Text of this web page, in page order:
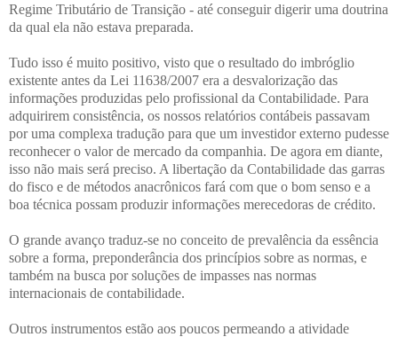
Regime Tributário de Transição - até conseguir digerir uma doutrina
da qual ela não estava preparada.
Tudo isso é muito positivo, visto que o resultado do imbróglio
existente antes da Lei 11638/2007 era a desvalorização das
informações produzidas pelo profissional da Contabilidade. Para
adquirirem consistência, os nossos relatórios contábeis passavam
por uma complexa tradução para que um investidor externo pudesse
reconhecer o valor de mercado da companhia. De agora em diante,
isso não mais será preciso. A libertação da Contabilidade das garras
do fisco e de métodos anacrônicos fará com que o bom senso e a
boa técnica possam produzir informações merecedoras de crédito.
O grande avanço traduz-se no conceito de prevalência da essência
sobre a forma, preponderância dos princípios sobre as normas, e
também na busca por soluções de impasses nas normas
internacionais de contabilidade.
Outros instrumentos estão aos poucos permeando a atividade